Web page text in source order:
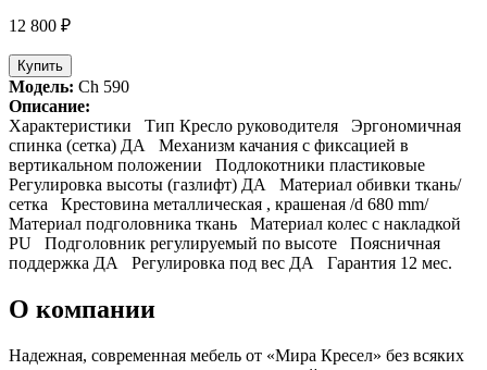
12 800 ₽
Купить
Модель: Ch 590
Описание:
Характеристики Тип Кресло руководителя Эргономичная
спинка (сетка) ДА Механизм качания с фиксацией в
вертикальном положении Подлокотники пластиковые
Регулировка высоты (газлифт) ДА Материал обивки ткань/
сетка Крестовина металлическая , крашеная /d 680 mm/
Материал подголовника ткань Материал колес с накладкой
PU Подголовник регулируемый по высоте Поясничная
поддержка ДА Регулировка под вес ДА Гарантия 12 мес.
О компании
Надежная, современная мебель от «Мира Кресел» без всяких